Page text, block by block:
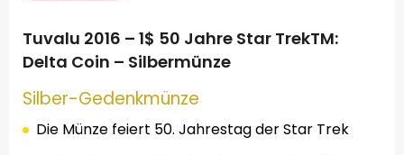
Tuvalu 2016 – 1$ 50 Jahre Star TrekTM:
Delta Coin – Silbermünze
Silber-Gedenkmünze
Die Münze feiert 50. Jahrestag derStar Trek